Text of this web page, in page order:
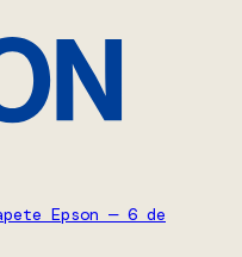
Epson — 6 de